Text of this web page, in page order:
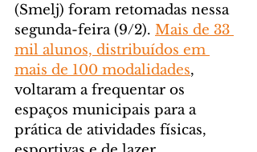
(Smelj) foram retomadas nessa
segunda-feira (9/2). Mais de 33
mil alunos, distribuídos em
mais de 100 modalidades,
voltaram a frequentar os
espaços municipais para a
prática de atividades físicas,